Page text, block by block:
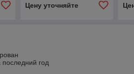
Цену уточняйте
год